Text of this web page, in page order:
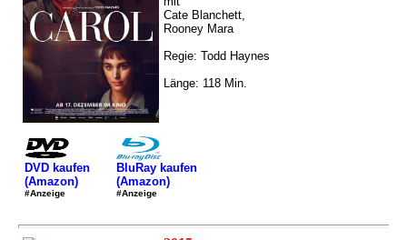
Cate Blanchett,
Rooney Mara
Regie: Todd Haynes
Länge: 118 Min.
DVD kaufen
(Amazon)
#Anzeige
BluRay kaufen
(Amazon)
#Anzeige